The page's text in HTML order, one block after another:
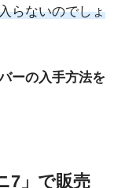
らないのでしょ
ーの入手方法を
7」で販売